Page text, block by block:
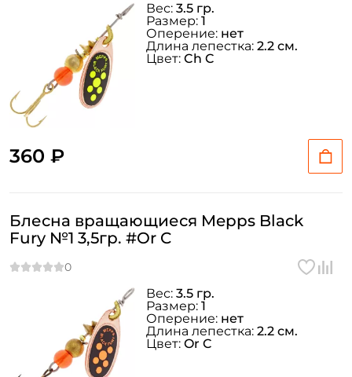
360 ₽
Вес: 3.5 гр.
Размер: 1
Оперение: нет
Длина лепестка: 2.2 см.
Цвет: Ch C
Блесна вращающиеся Mepps Black
Fury №1 3,5гр. #Or C
Вес: 3.5 гр.
Размер: 1
Оперение: нет
Длина лепестка: 2.2 см.
Цвет: Or C